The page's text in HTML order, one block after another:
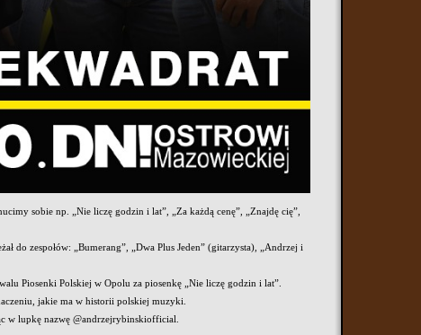
sobie np. „Nie liczę godzin i lat”, „Za każdą cenę”, „Znajdę cię”,
do zespołów: „Bumerang”, „Dwa Plus Jeden” (gitarzysta), „Andrzej i
Piosenki Polskiej w Opolu za piosenkę „Nie liczę godzin i lat”.
jakie ma w historii polskiej muzyki.
w lupkę nazwę @andrzejrybinskiofficial.